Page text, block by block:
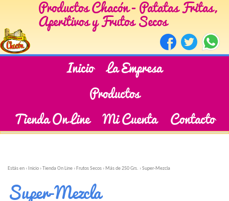
Productos Chacón - Patatas Fritas,
Aperitivos y Frutos Secos
Inicio La Empresa
Productos
Tienda On Line Mi Cuenta Contacto
Estás en › Inicio ›Tienda On Line › Frutos Secos › Más de 250 Grs. ›Super-Mezcla
Super-Mezcla